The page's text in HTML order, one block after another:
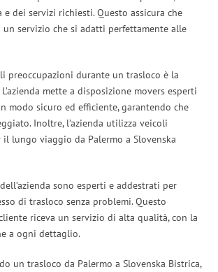
e dei servizi richiesti. Questo assicura che
servizio che si adatti perfettamente alle
preoccupazioni durante un trasloco è la
mette a disposizione movers esperti
modo sicuro ed efficiente, garantendo che
Inoltre, l’azienda utilizza veicoli
lungo viaggio da Palermo a Slovenska
sono esperti e addestrati per
di trasloco senza problemi. Questo
riceva un servizio di alta qualità, con la
a ogni dettaglio.
un trasloco da Palermo a Slovenska Bistrica,